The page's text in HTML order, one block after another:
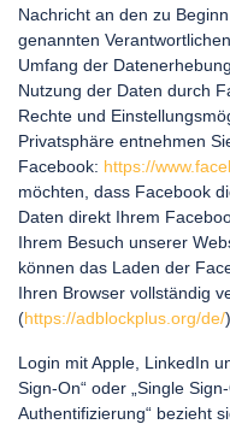
Nachricht an den zu
genannten
Umfang der
Nutzung der Daten durch
Rechte und
Privatsphäre entnehmen
Facebook: https://
möchten, dass Facebook
Daten direkt Ihrem
Ihrem Besuch unserer
können das Laden der
Ihren Browser vollständig
(https://adblockplus.org/de/).
Login mit Apple, LinkedIn
Sign-On“ oder „Single
Authentifizierung“ bezieht